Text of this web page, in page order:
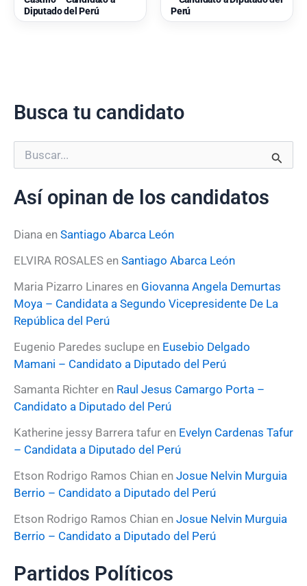
Diputado del Perú
Perú
Busca tu candidato
u
c
p
r
Así opinan de los candidatos
Diana en Santiago Abarca León
ELVIRA ROSALES en Santiago Abarca León
Maria Pizarro Linares en Giovanna Angela Demurtas
Moya – Candidata a Segundo Vicepresidente De La
República del Perú
Eugenio Paredes suclupe en Eusebio Delgado
Mamani – Candidato a Diputado del Perú
Samanta Richter en Raul Jesus Camargo Porta –
Candidato a Diputado del Perú
Katherine jessy Barrera tafur en Evelyn Cardenas Tafur
– Candidata a Diputado del Perú
Etson Rodrigo Ramos Chian en Josue Nelvin Murguia
Berrio – Candidato a Diputado del Perú
Etson Rodrigo Ramos Chian en Josue Nelvin Murguia
Berrio – Candidato a Diputado del Perú
Partidos Políticos